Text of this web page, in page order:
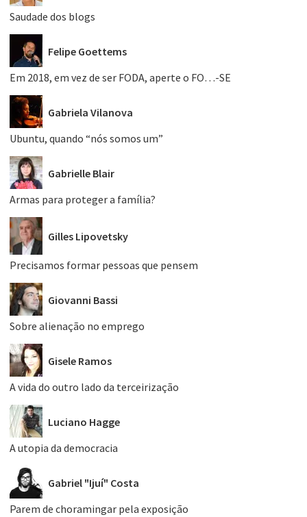
Saudade dos blogs
Felipe Goettems
Em 2018, em vez de ser FODA, aperte o FO…-SE
Gabriela Vilanova
Ubuntu, quando “nós somos um”
Gabrielle Blair
Armas para proteger a família?
Gilles Lipovetsky
Precisamos formar pessoas que pensem
Giovanni Bassi
Sobre alienação no emprego
Gisele Ramos
A vida do outro lado da terceirização
Luciano Hagge
A utopia da democracia
Gabriel "Ijuí" Costa
Parem de choramingar pela exposição